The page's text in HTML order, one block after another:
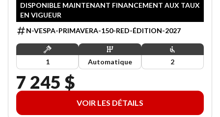
DISPONIBLE MAINTENANT FINANCEMENT AUX TAUX
EN VIGUEUR
N-VESPA-PRIMAVERA-150-RED-ÉDITION-2027
1 Automatique 2
7 245 $
VOIR LES DÉTAILS